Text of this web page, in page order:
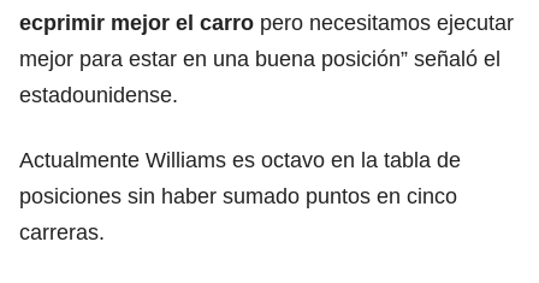
ecprimir mejor el carro pero necesitamos ejecutar
mejor para estar en una buena posición” señaló el
estadounidense.
Actualmente Williams es octavo en la tabla de
posiciones sin haber sumado puntos en cinco
carreras.